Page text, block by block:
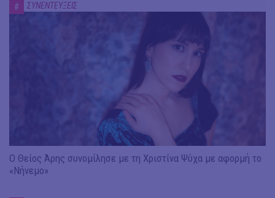
# ΣΥΝΕΝΤΕΥΞΕΙΣ
Ο Θείος Άρης συνομίλησε με τη Χριστίνα Ψύχα με αφορμή το
«Νήνεμο»